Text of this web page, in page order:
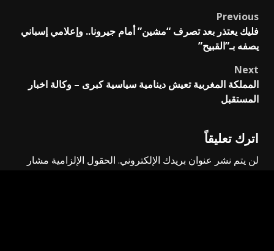
Post
navigation
Previous
فليك يعتذر بعد تصرف “مشين” أمام جيرونا.. وإعلامي إسباني
يصفه بـ”القبيح”
Next
المملكة المغربية تعيش دينامية سياسية كبرى – وكالة اخبار
المستقبل
اترك تعليقاً
لن يتم نشر عنوان بريدك الإلكتروني. الحقول الإلزامية مشار